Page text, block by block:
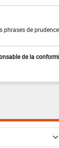
de
de la